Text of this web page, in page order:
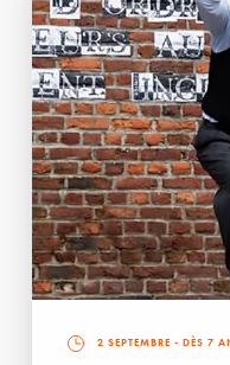
2 SEPTEMBRE - DÈS 7